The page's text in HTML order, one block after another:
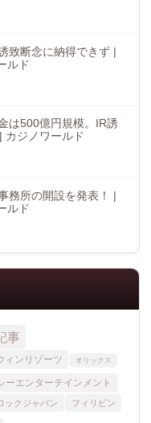
致断念に納得できず |
ルド
は500億円規模。IR誘
カジノワールド
務所の開設を発表！ |
ルド